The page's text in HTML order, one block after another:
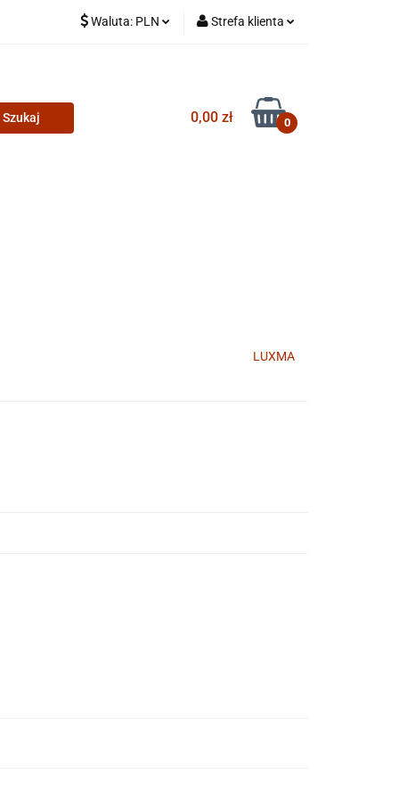
Waluta: PLN Strefa klienta
Zarejestruj się
Dodaj zgłoszenie
0,00 zł 0
LUXMA